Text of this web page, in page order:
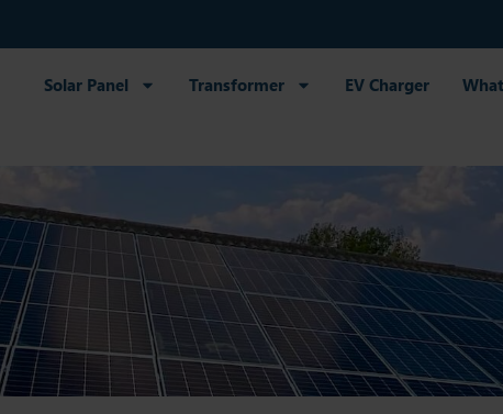
Solar Panel Transformer EV Charger